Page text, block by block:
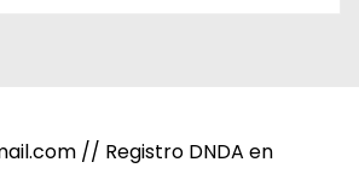
// Registro DNDA en